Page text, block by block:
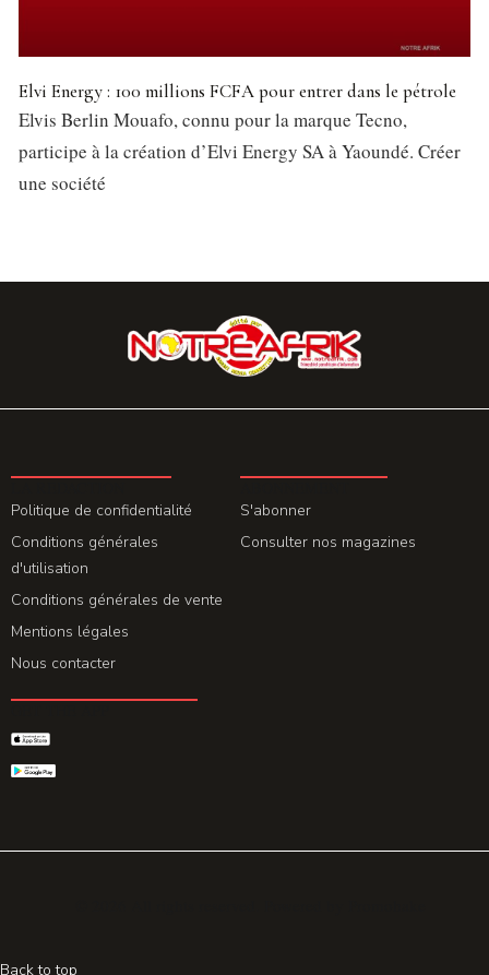
Elvi Energy : 100 millions FCFA pour entrer dans le pétrole
Elvis Berlin Mouafo, connu pour la marque Tecno,
participe à la création d’Elvi Energy SA à Yaoundé. Créer
une société
Politique de confidentialité
Conditions générales
d'utilisation
Conditions générales de vente
Mentions légales
Nous contacter
S'abonner
Consulter nos magazines
Back to top